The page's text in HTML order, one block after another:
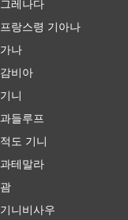
그레나다
프랑스령 기아나
가나
감비아
기니
과들루프
적도 기니
과테말라
괌
기니비사우